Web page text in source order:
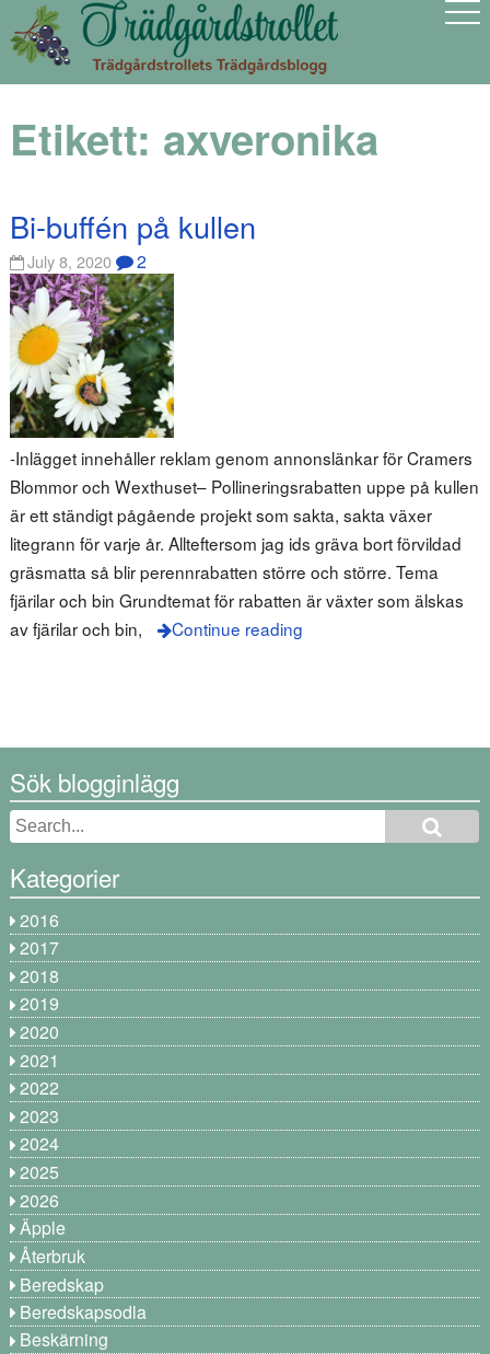
Etikett: axveronika
Bi-buffén på kullen
July 8, 2020 2
-Inlägget innehåller reklam genom annonslänkar för Cramers
Blommor och Wexthuset– Pollineringsrabatten uppe på kullen
är ett ständigt pågående projekt som sakta, sakta växer
litegrann för varje år. Allteftersom jag ids gräva bort förvildad
gräsmatta så blir perennrabatten större och större. Tema
fjärilar och bin Grundtemat för rabatten är växter som älskas
av fjärilar och bin,
Continue reading
Sök blogginlägg
Kategorier
2016
2017
2018
2019
2020
2021
2022
2023
2024
2025
2026
Äpple
Återbruk
Beredskap
Beredskapsodla
Beskärning